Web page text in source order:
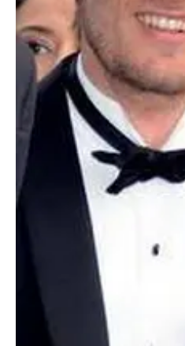
SCIENCES & TECH